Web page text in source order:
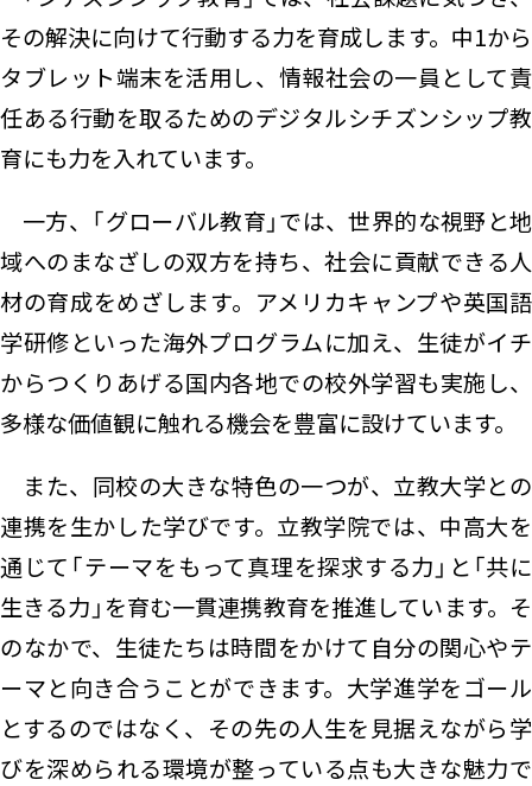
その解決に向けて行動する力を育成します。中1から
タブレット端末を活用し、情報社会の一員として責
任ある行動を取るためのデジタルシチズンシップ教
育にも力を入れています。
一方、「グローバル教育」では、世界的な視野と地
域へのまなざしの双方を持ち、社会に貢献できる人
材の育成をめざします。アメリカキャンプや英国語
学研修といった海外プログラムに加え、生徒がイチ
からつくりあげる国内各地での校外学習も実施し、
多様な価値観に触れる機会を豊富に設けています。
また、同校の大きな特色の一つが、立教大学との
連携を生かした学びです。立教学院では、中高大を
通じて「テーマをもって真理を探求する力」と「共に
生きる力」を育む一貫連携教育を推進しています。そ
のなかで、生徒たちは時間をかけて自分の関心やテ
ーマと向き合うことができます。大学進学をゴール
とするのではなく、その先の人生を見据えながら学
びを深められる環境が整っている点も大きな魅力で